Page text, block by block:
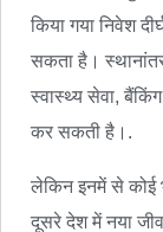
किया गया निवेश
सकता है।
स्वास्थ्य सेवा,
कर सकती है।.
लेकिन इनमें से कोई
दूसरे देश में नया